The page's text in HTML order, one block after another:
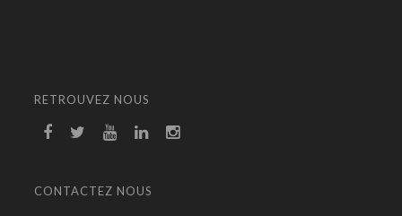
RETROUVEZ NOUS
CONTACTEZ NOUS